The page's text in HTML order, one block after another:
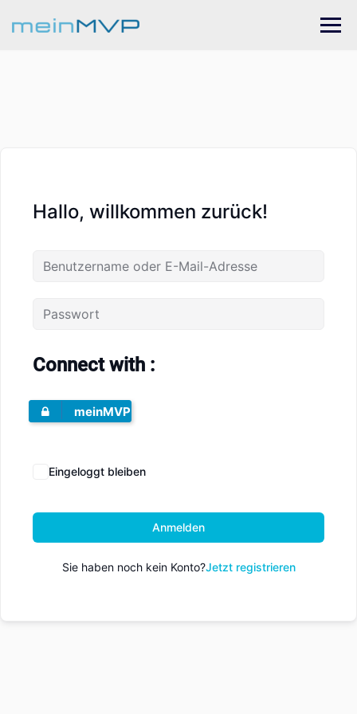
content
Hallo, willkommen zurück!
Connect with :
meinMVP
Eingeloggt bleiben
Anmelden
Sie haben noch kein Konto?Jetzt registrieren